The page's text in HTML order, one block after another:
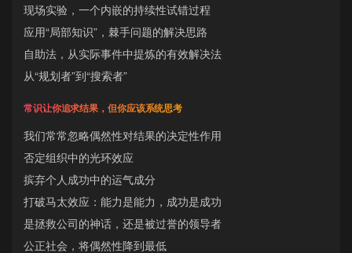
现场实验，一个内嵌的持续性试错过程
应用“局部知识”，棘手问题的解决思路
自助法，从实际事件中提炼的有效解决法
从“规划者”到“搜索者”
常识让你追求结果，但你应该系统思考
我们常常忽略偶然性对结果的决定性作用
否定组织中的光环效应
摈弃个人成功中的运气成分
打破马太效应：能力是能力，成功是成功
是拯救公司的神话，还是被过誉的领导者
公正社会，将偶然性降到最低